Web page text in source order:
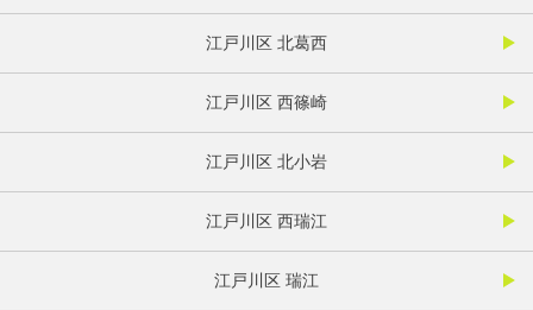
江戸川区 北葛西
江戸川区 西篠崎
江戸川区 北小岩
江戸川区 西瑞江
江戸川区 瑞江